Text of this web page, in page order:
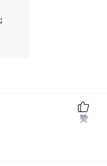
;
赞